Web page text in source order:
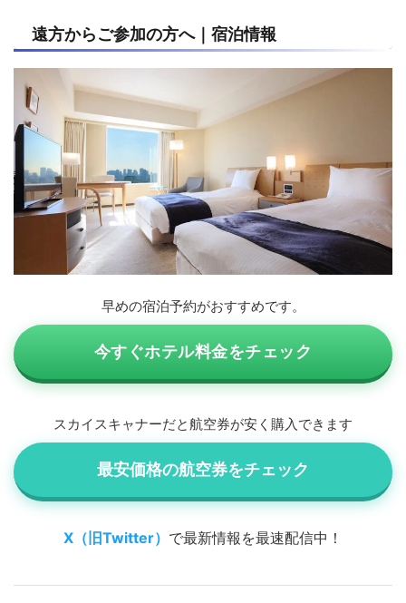
遠方からご参加の方へ｜宿泊情報
早めの宿泊予約がおすすめです。
今すぐホテル料金をチェック
スカイスキャナーだと航空券が安く購入できます
最安価格の航空券をチェック
X（旧Twitter） で最新情報を最速配信中！